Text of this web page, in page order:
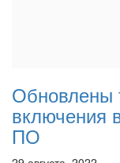
Обновлены
включения
ПО